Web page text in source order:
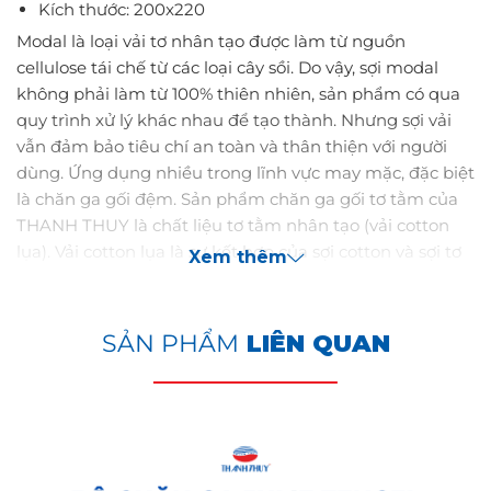
Kích thước: 200x220
Modal là loại vải tơ nhân tạo được làm từ nguồn
cellulose tái chế từ các loại cây sồi. Do vậy, sợi modal
không phải làm từ 100% thiên nhiên, sản phẩm có qua
quy trình xử lý khác nhau để tạo thành. Nhưng sợi vải
vẫn đảm bảo tiêu chí an toàn và thân thiện với người
dùng. Ứng dụng nhiều trong lĩnh vực may mặc, đặc biệt
là chăn ga gối đệm. Sản phẩm chăn ga gối tơ tằm của
THANH THUY là chất liệu tơ tằm nhân tạo (vải cotton
lụa). Vải cotton lụa là sự kết hợp của sợi cotton và sợi tơ
giấc ngủ êm ái và ngon giấc.
ƯU ĐIỂM CỦA DÒNG VẢI LỤA MODAL
Tính chất thoáng khí, mềm mịn, độ thấm hút cao
Không gây kích ứng da
Xem thêm
SẢN PHẨM LIÊN QUAN